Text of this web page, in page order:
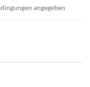
angegeben